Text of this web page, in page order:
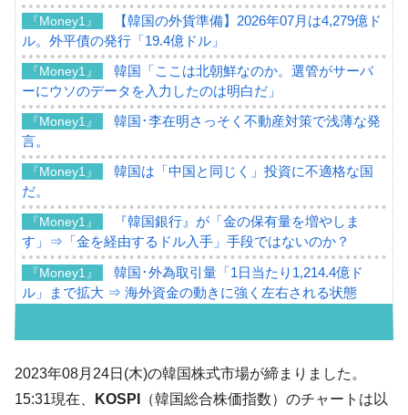
『Money1』
【韓国の外貨準備】2026年07月は4,279億ド
ル。外平債の発行「19.4億ドル」
『Money1』
韓国「ここは北朝鮮なのか。選管がサーバ
ーにウソのデータを入力したのは明白だ」
『Money1』
韓国･李在明さっそく不動産対策で浅薄な発
言。
『Money1』
韓国は「中国と同じく」投資に不適格な国
だ。
『Money1』
『韓国銀行』が「金の保有量を増やしま
す」⇒「金を経由するドル入手」手段ではないのか？
『Money1』
韓国･外為取引量「1日当たり1,214.4億ド
ル」まで拡大 ⇒ 海外資金の動きに強く左右される状態
い「50.5％」に上昇
『Money1』
韓国大統領府ボンクラ政策室長が告発され
た ⇒ 国家が行った恐るべき株価操作であり、空前の国政壟
2023年08月24日(木)の韓国株式市場が締まりました。
15:31現在、
KOSPI
（韓国総合株価指数）のチャートは以